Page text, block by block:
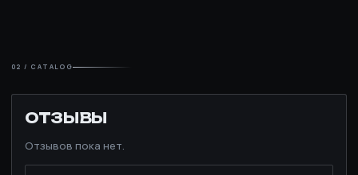
02 / CATALOG
ОТЗЫВЫ
Отзывов пока нет.